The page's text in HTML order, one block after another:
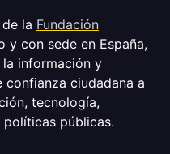
la Fundación
y con sede en España,
información y
ciudadana a
tecnología,
públicas.